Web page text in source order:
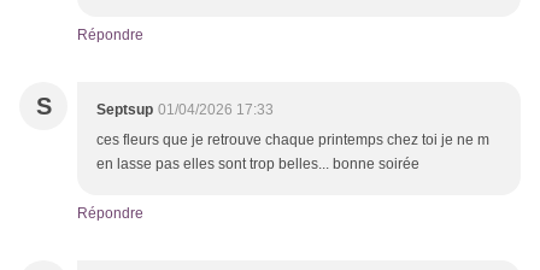
Répondre
S Septsup 01/04/2026 17:33
ces fleurs que je retrouve chaque printemps chez toi je ne m
en lasse pas elles sont trop belles... bonne soirée
Répondre